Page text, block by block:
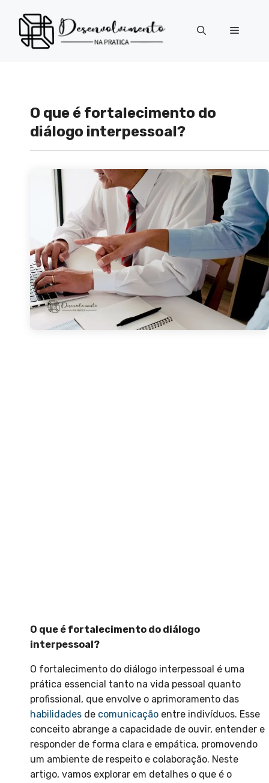
para
conteúdo
Menu
O que é fortalecimento do
diálogo interpessoal?
O que é fortalecimento do diálogo
interpessoal?
O fortalecimento do diálogo interpessoal é uma
prática essencial tanto na vida pessoal quanto
profissional, que envolve o aprimoramento das
habilidades de comunicação entre indivíduos. Esse
conceito abrange a capacidade de ouvir, entender e
responder de forma clara e empática, promovendo
um ambiente de respeito e colaboração. Neste
artigo, vamos explorar em detalhes o que é o